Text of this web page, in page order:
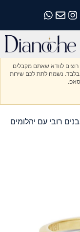
אלינו
התקשרו אלינו
התקשרו אלינו
התקשרו אלינו
רוצים לוודא שאתם מקבלים
נשמח לתת לכם שירות